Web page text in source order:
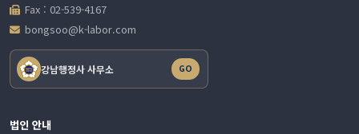
Fax : 02-539-4167
bongsoo@k-labor.com
강남행정사 사무소 GO
법인 안내